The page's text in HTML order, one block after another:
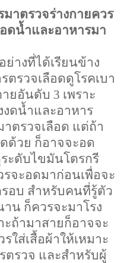
าตรวจร่างกายควร
ดน้ำและอาหารมา
างที่ได้เรียนข้าง
ตรวจเลือดดูโรคเบา
ายอันดับ 3 เพราะ
ดน้ำและอาหาร
ตรวจเลือด แต่ถ้า
ด้วย ก็อาจจะอด
ะดับไขมันโตรกรี
จะอดมาก่อนเพื่อจะ
อบ สำหรับคนที่รู้ตัว
น ก็ควรจะมาโรง
ะถ้ามาสายก็อาจจะ
ใส่เสื้อผ้าให้เหมาะ
ตรวจ และสำหรับผู้